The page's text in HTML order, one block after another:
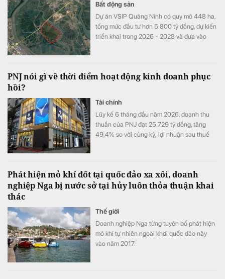
Bất động sản
Dự án VSIP Quảng Ninh có quy mô 448 ha,
tổng mức đầu tư hơn 5.800 tỷ đồng, dự kiến
triển khai trong 2026 - 2028 và đưa vào
PNJ nói gì về thời điểm hoạt động kinh doanh phục
hồi?
Tài chính
Lũy kế 6 tháng đầu năm 2026, doanh thu
thuần của PNJ đạt 25.729 tỷ đồng, tăng
49,4% so với cùng kỳ; lợi nhuận sau thuế
Phát hiện mỏ khí đốt tại quốc đảo xa xôi, doanh
nghiệp Nga bị nước sở tại hủy luôn thỏa thuận khai
thác
Thế giới
Doanh nghiệp Nga từng tuyên bố phát hiện
mỏ khí tự nhiên ngoài khơi quốc đảo này
vào năm 2017.